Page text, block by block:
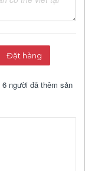
Đặt hàng
6 người đã thêm sản